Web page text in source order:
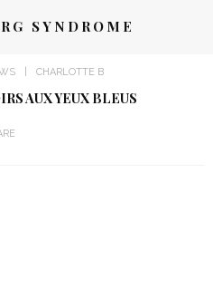
SYNDROME
CHARLOTTE B
AUX YEUX BLEUS